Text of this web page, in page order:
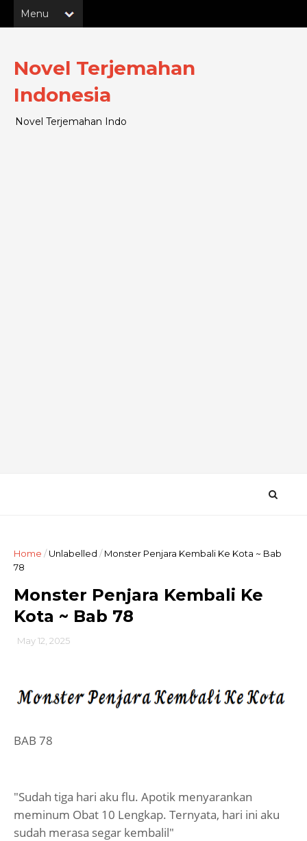
Novel Terjemahan
Indonesia
Novel Terjemahan Indo
Home /Unlabelled / Monster Penjara Kembali Ke Kota ~ Bab
78
Monster Penjara Kembali Ke
Kota ~ Bab 78
May 12, 2025
BAB 78
"Sudah tiga hari aku flu. Apotik menyarankan
meminum Obat 10 Lengkap. Ternyata, hari ini aku
sudah merasa segar kembalil"